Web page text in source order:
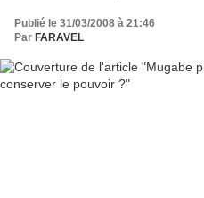
Publié le 31/03/2008 à 21:46
Par FARAVEL